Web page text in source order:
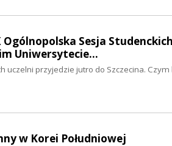
Sesja
Uniwersytecie…
uczelni przyjedzie jutro do Szczecina. Czym
w Korei Południowej